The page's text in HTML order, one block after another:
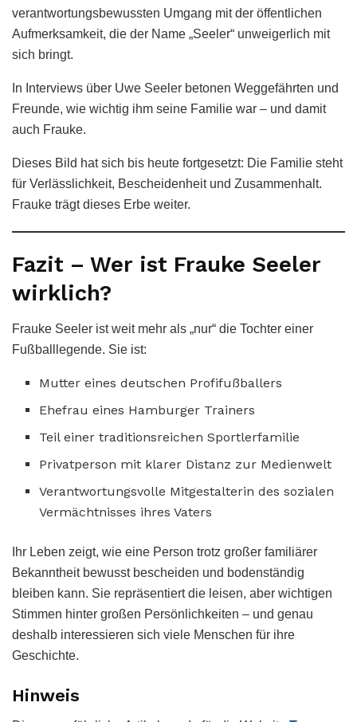
verantwortungsbewussten Umgang mit der öffentlichen
Aufmerksamkeit, die der Name „Seeler“ unweigerlich mit
sich bringt.
In Interviews über Uwe Seeler betonen Weggefährten und
Freunde, wie wichtig ihm seine Familie war – und damit
auch Frauke.
Dieses Bild hat sich bis heute fortgesetzt: Die Familie steht
für Verlässlichkeit, Bescheidenheit und Zusammenhalt.
Frauke trägt dieses Erbe weiter.
Fazit – Wer ist Frauke Seeler
wirklich?
Frauke Seeler ist weit mehr als „nur“ die Tochter einer
Fußballlegende. Sie ist:
Mutter eines deutschen Profifußballers
Ehefrau eines Hamburger Trainers
Teil einer traditionsreichen Sportlerfamilie
Privatperson mit klarer Distanz zur Medienwelt
Verantwortungsvolle Mitgestalterin des sozialen
Vermächtnisses ihres Vaters
Ihr Leben zeigt, wie eine Person trotz großer familiärer
Bekanntheit bewusst bescheiden und bodenständig
bleiben kann. Sie repräsentiert die leisen, aber wichtigen
Stimmen hinter großen Persönlichkeiten – und genau
deshalb interessieren sich viele Menschen für ihre
Geschichte.
Hinweis